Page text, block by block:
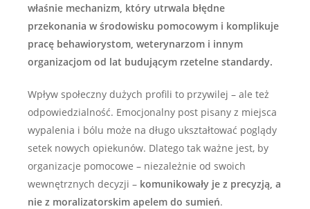
właśnie mechanizm, który utrwala błędne
przekonania w środowisku pomocowym i komplikuje
pracę behawiorystom, weterynarzom i innym
organizacjom od lat budującym rzetelne standardy.
Wpływ społeczny dużych profili to przywilej – ale też
odpowiedzialność. Emocjonalny post pisany z miejsca
wypalenia i bólu może na długo ukształtować poglądy
setek nowych opiekunów. Dlatego tak ważne jest, by
organizacje pomocowe – niezależnie od swoich
wewnętrznych decyzji – komunikowały je z precyzją, a
nie z moralizatorskim apelem do sumień.